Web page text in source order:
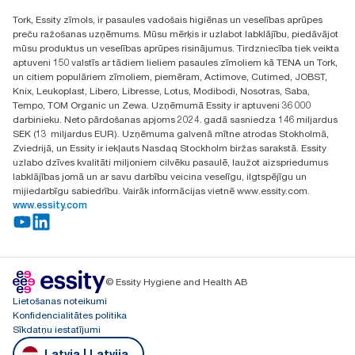
Atrast izplatītāju
Ulbrokas street 19A
Riga, Latvija
LV-1028
Tork, Essity zīmols, ir pasaules vadošais higiēnas un veselības aprūpes
preču ražošanas uzņēmums. Mūsu mērķis ir uzlabot labklājību, piedāvājot
mūsu produktus un veselības aprūpes risinājumus. Tirdzniecība tiek veikta
aptuveni 150 valstīs ar tādiem lieliem pasaules zīmoliem kā TENA un Tork,
un citiem populāriem zīmoliem, piemēram, Actimove, Cutimed, JOBST,
Knix, Leukoplast, Libero, Libresse, Lotus, Modibodi, Nosotras, Saba,
Tempo, TOM Organic un Zewa. Uzņēmumā Essity ir aptuveni 36 000
darbinieku. Neto pārdošanas apjoms 2024. gadā sasniedza 146 miljardus
SEK (13 miljardus EUR). Uzņēmuma galvenā mītne atrodas Stokholmā,
Zviedrijā, un Essity ir iekļauts Nasdaq Stockholm biržas sarakstā. Essity
uzlabo dzīves kvalitāti miljoniem cilvēku pasaulē, laužot aizspriedumus
labklājības jomā un ar savu darbību veicina veselīgu, ilgtspējīgu un
mijiedarbīgu sabiedrību. Vairāk informācijas vietnē www.essity.com.
www.essity.com
© Essity Hygiene and Health AB
Lietošanas noteikumi
Konfidencialitātes politika
Sīkdatņu iestatījumi